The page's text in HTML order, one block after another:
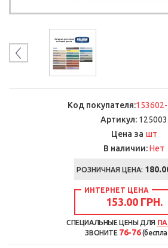
Код покупателя:
Артикул: 125003
Цена за шт
В наличии:Нет
РОЗНИЧНАЯ ЦЕНА:
ИНТЕРНЕТ ЦЕНА
153.00 ГРН.
СПЕЦИАЛЬНЫЕ ЦЕНЫ ДЛЯ
ЗВОНИТЕ 76-76